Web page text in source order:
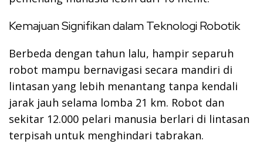
Kemajuan Signifikan dalam Teknologi Robotik
Berbeda dengan tahun lalu, hampir separuh
robot mampu bernavigasi secara mandiri di
lintasan yang lebih menantang tanpa kendali
jarak jauh selama lomba 21 km. Robot dan
sekitar 12.000 pelari manusia berlari di lintasan
terpisah untuk menghindari tabrakan.